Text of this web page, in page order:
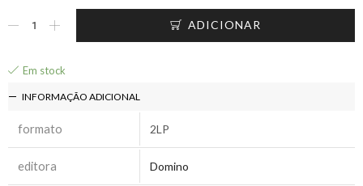
ADICIONAR
Em stock
INFORMAÇÃO ADICIONAL
formato 2LP
editora Domino